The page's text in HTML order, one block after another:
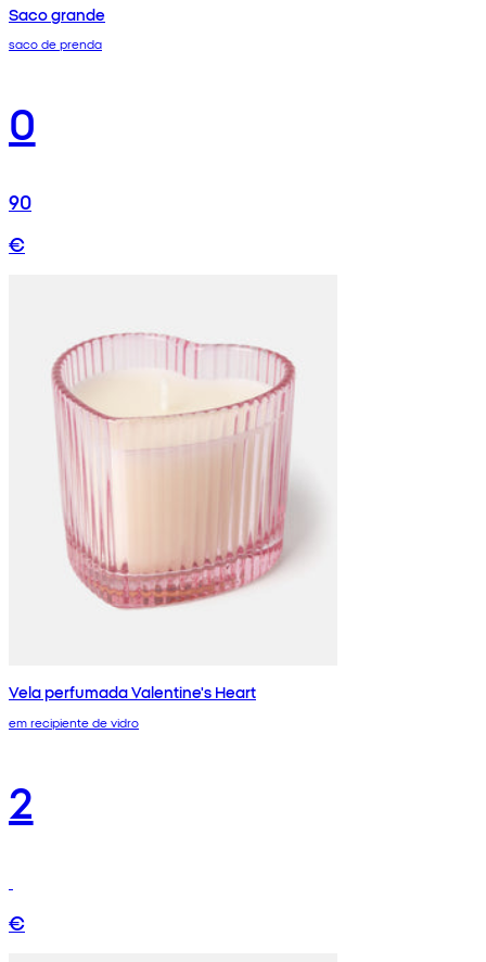
Saco grande
saco de prenda
0
90
€
Vela perfumada Valentine's Heart
em recipiente de vidro
2
€